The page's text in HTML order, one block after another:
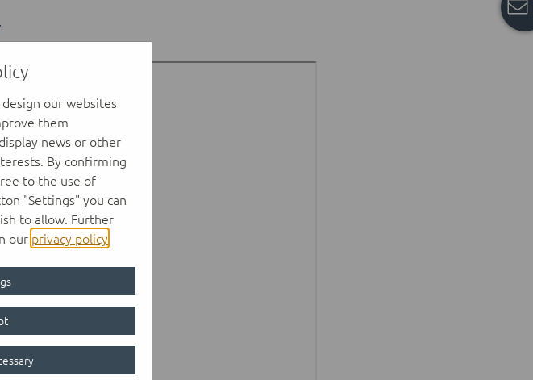
our websites
them
news or other
By confirming
to the use of
"Settings" you can
to allow. Further
our privacy policy